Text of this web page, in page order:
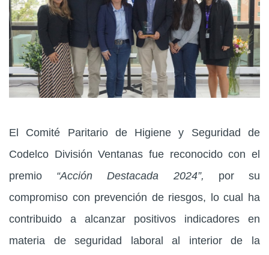
Prensa
Trabaja en Codelco
Transparencia activa
Canales de denuncia
Acceso trabajadores/as
El Comité Paritario de Higiene y Seguridad de
Codelco División Ventanas fue reconocido con el
premio “Acción Destacada 2024”, por su
compromiso con prevención de riesgos, lo cual ha
contribuido a alcanzar positivos indicadores en
materia de seguridad laboral al interior de la